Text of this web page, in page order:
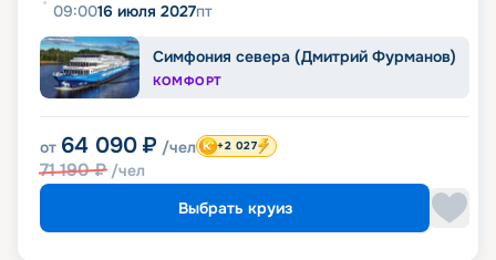
09:0016 июля 2027пт
Симфония севера (Дмитрий Фурманов)
КОМФОРТ
от 64 090 ₽ /чел
71 190₽ /чел
+2 027
Выбрать круиз